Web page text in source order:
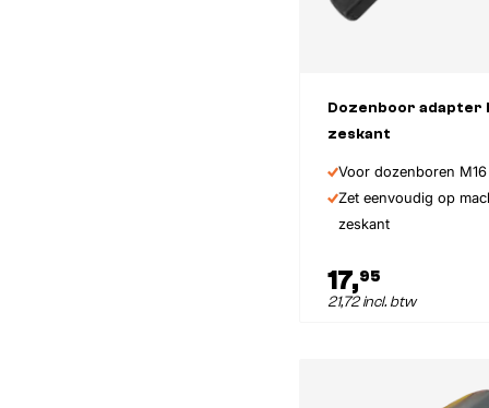
Afmeting
Dozenboor adapter
zeskant
Voor dozenboren M16
Zet eenvoudig op
zeskant
17,95
21,72 incl. btw